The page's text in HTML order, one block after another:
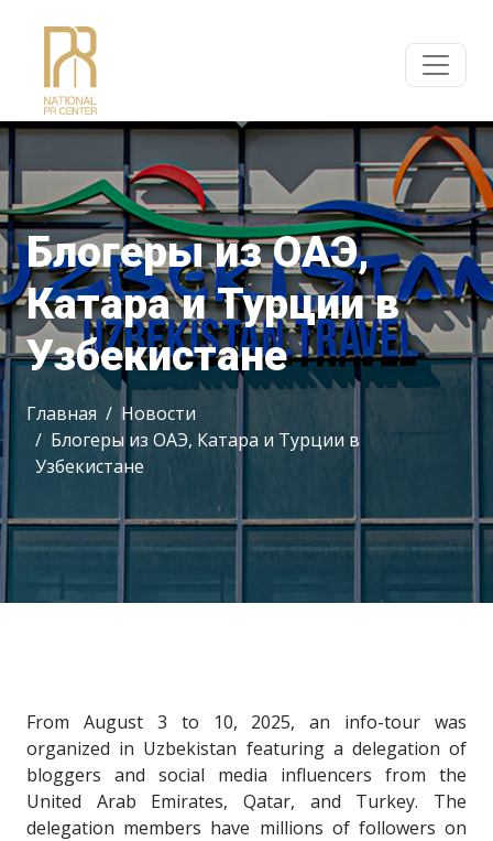
Блогеры из ОАЭ,
Катара и Турции в
Узбекистане
Главная
Новости
Блогеры из ОАЭ, Катара и Турции в
Узбекистане
From August 3 to 10, 2025, an info-tour was
organized in Uzbekistan featuring a delegation of
bloggers and social media influencers from the
United Arab Emirates, Qatar, and Turkey. The
delegation members have millions of followers on